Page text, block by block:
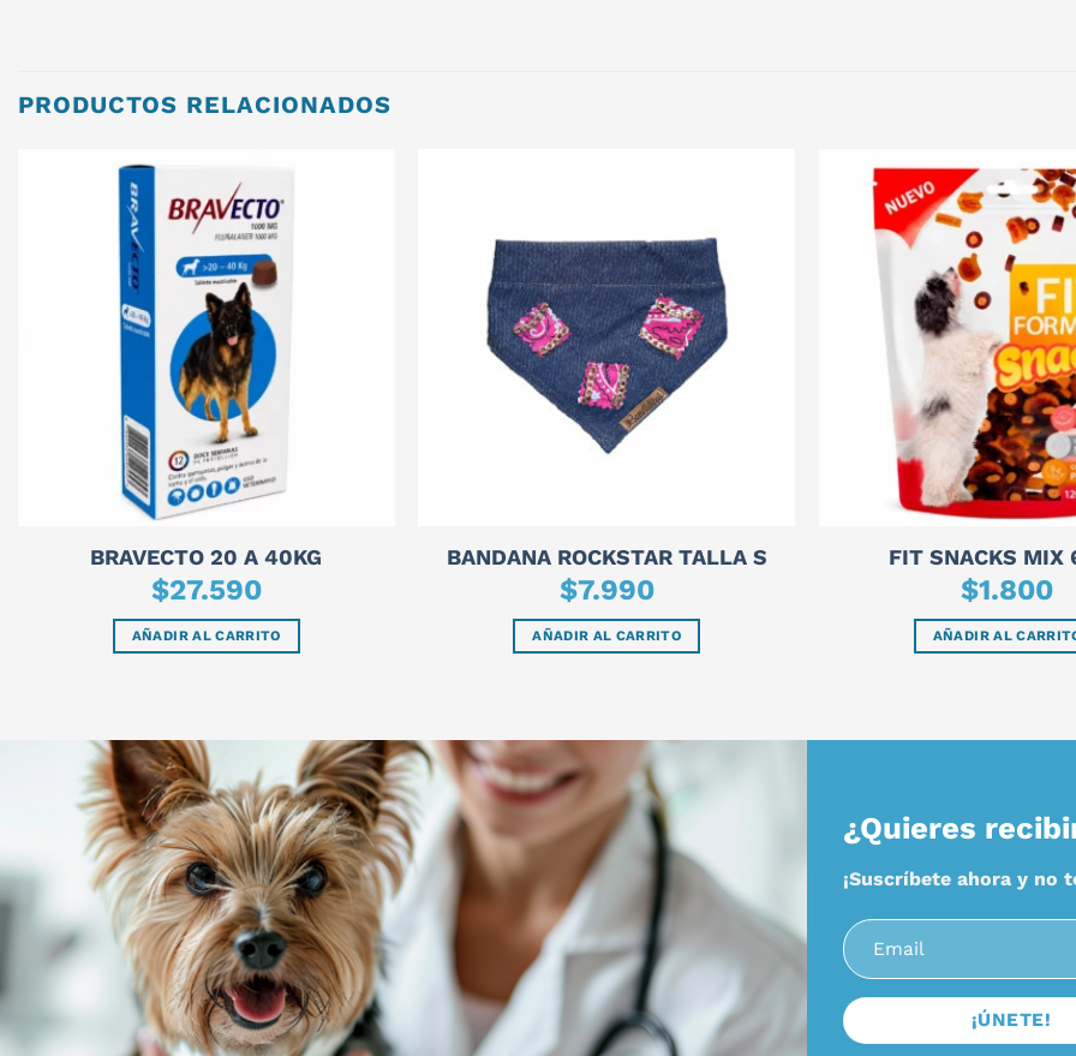
PRODUCTOS RELACIONADOS
BRAVECTO 20 A 40KG
$27.590
AÑADIR AL CARRITO
BANDANA ROCKSTAR TALLA S
$7.990
AÑADIR AL CARRITO
FIT SNACKS MIX
$1.800
AÑADIR AL
¿Quieres
¡Suscríbete ahora y no